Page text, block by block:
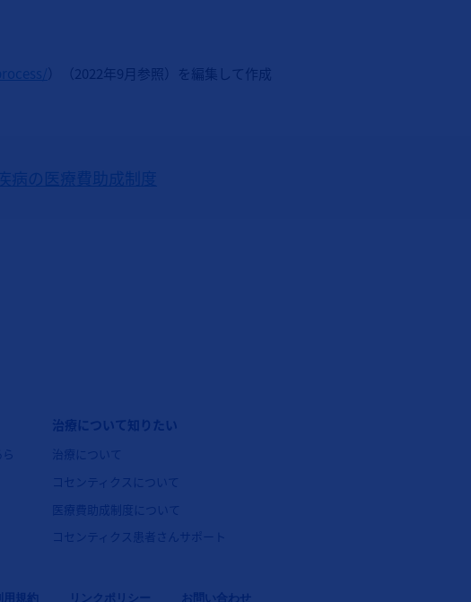
）（2022年9月参照）を編集して作成
病の医療費助成制度
治療について知りたい
治療について
コセンティクスについて
医療費助成制度について
コセンティクス患者さんサポート
用規約 リンクポリシー お問い合わせ